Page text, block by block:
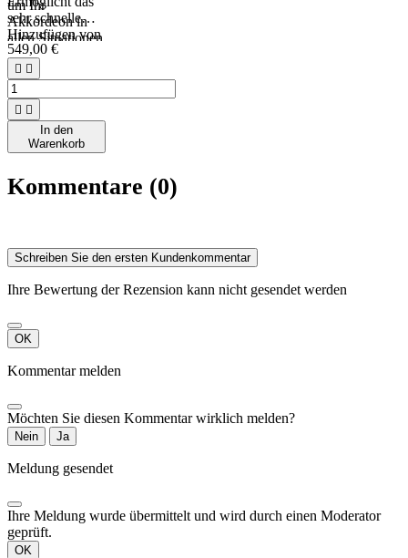
um Ihr
Akkordeon in
allen Situationen
zu beschallen.
sehr schnelle
Hinzufügen von
Ton, ohne
Mischpult oder
Mischpult.
549,00 €
 
 
In den
Warenkorb
Möglichkeit, die
Buchse und
platzieren, freie
Plätze in den
Harmonietabellen...)
Konfiguration
Kommentare (0)
Schreiben Sie den ersten Kundenkommentar
Ihre Bewertung der Rezension kann nicht gesendet werden
OK
Kommentar melden
Möchten Sie diesen Kommentar wirklich melden?
Nein Ja
Meldung gesendet
Ihre Meldung wurde übermittelt und wird durch einen Moderator
geprüft.
OK